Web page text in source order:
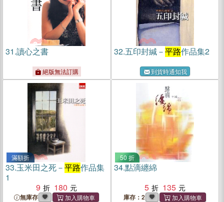
31.讀心之書
絕版無法訂購
32.五印封緘－平路作品集2
到貨時通知我
滿額折
33.玉米田之死－平路作品集
1
9
180
無庫存
50 折
34.點滴纏綿
5
135
庫存：2